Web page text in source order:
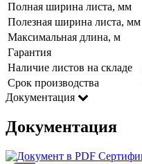
Полная ширина листа, мм
Полезная ширина листа, мм
Максимальная длина, м
Гарантия
Наличие листов на складе
Срок производства
Документация
Документация